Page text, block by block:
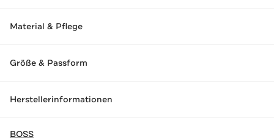
Material & Pflege
Größe & Passform
Herstellerinformationen
BOSS